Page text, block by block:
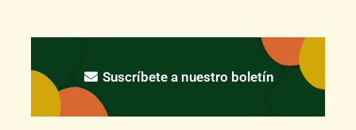
Suscríbete a nuestro boletín